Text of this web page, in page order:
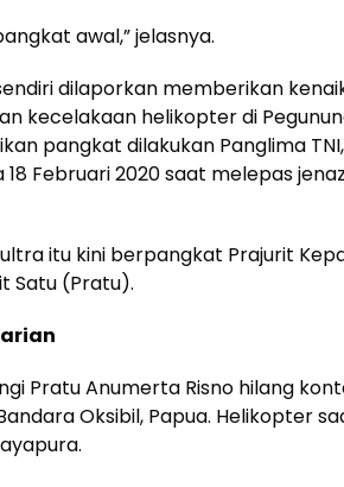
awal,” jelasnya.
dilaporkan memberikan
kecelakaan helikopter di
pangkat dilakukan Panglima
18 Februari 2020 saat melepas
itu kini berpangkat Prajurit
Satu (Pratu).
Pratu Anumerta Risno hilang
Oksibil, Papua. Helikopter